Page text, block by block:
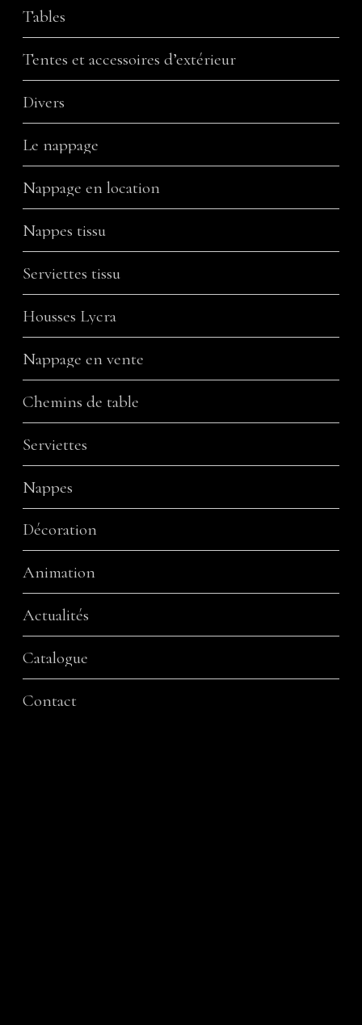
Tables
Tentes et accessoires d’extérieur
Divers
Le nappage
Nappage en location
Nappes tissu
Serviettes tissu
Housses Lycra
Nappage en vente
Chemins de table
Serviettes
Nappes
Décoration
Animation
Actualités
Catalogue
Contact